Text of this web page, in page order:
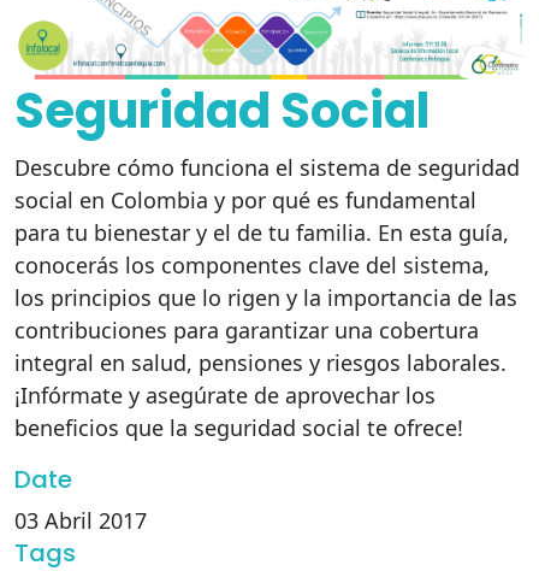
Seguridad Social
Descubre cómo funciona el sistema de seguridad
social en Colombia y por qué es fundamental
para tu bienestar y el de tu familia. En esta guía,
conocerás los componentes clave del sistema,
los principios que lo rigen y la importancia de las
contribuciones para garantizar una cobertura
integral en salud, pensiones y riesgos laborales.
¡Infórmate y asegúrate de aprovechar los
beneficios que la seguridad social te ofrece!
Date
03 Abril 2017
Tags